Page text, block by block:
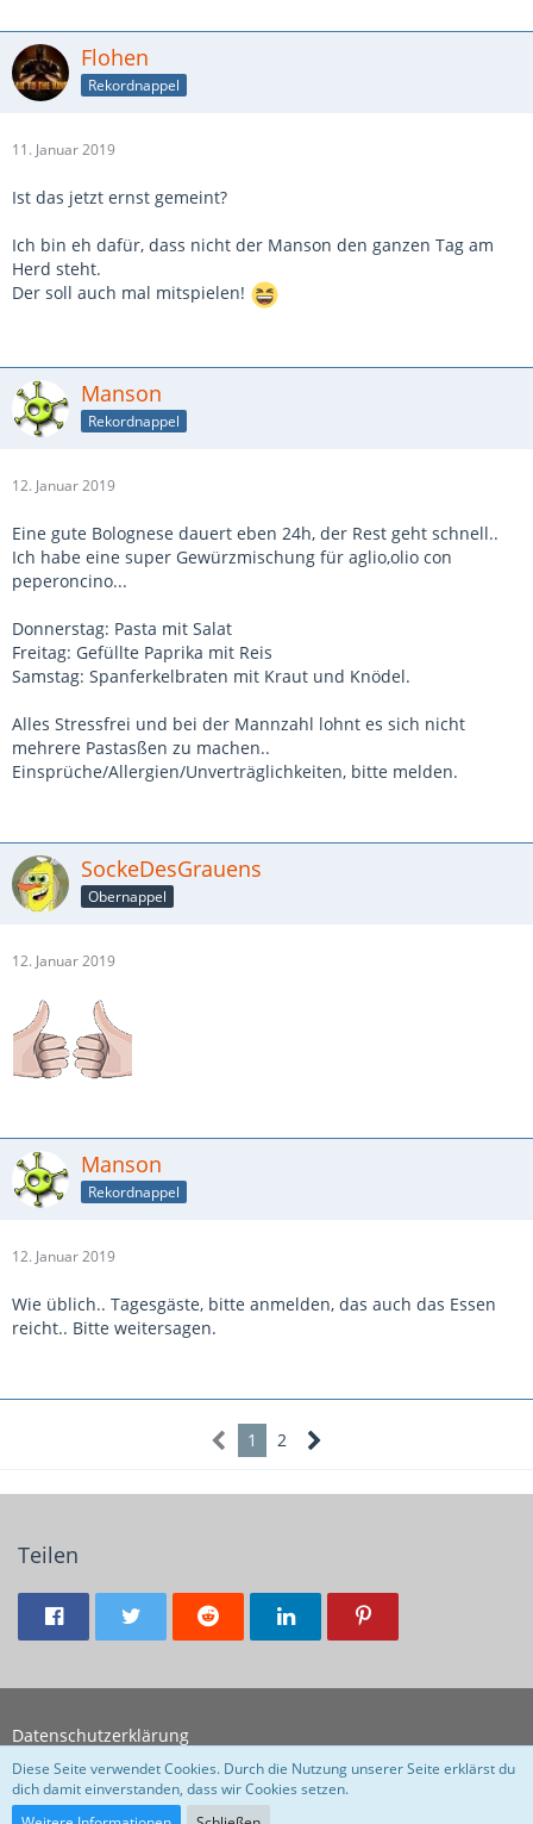
Flohen
Rekordnappel
11. Januar 2019
Ist das jetzt ernst gemeint?
Ich bin eh dafür, dass nicht der Manson den ganzen Tag am
Herd steht.
Der soll auch mal mitspielen!
Manson
Rekordnappel
12. Januar 2019
Eine gute Bolognese dauert eben 24h, der Rest geht schnell..
Ich habe eine super Gewürzmischung für aglio,olio con
peperoncino...
Donnerstag: Pasta mit Salat
Freitag: Gefüllte Paprika mit Reis
Samstag: Spanferkelbraten mit Kraut und Knödel.
Alles Stressfrei und bei der Mannzahl lohnt es sich nicht
mehrere Pastasßen zu machen..
Einsprüche/Allergien/Unverträglichkeiten, bitte melden.
SockeDesGrauens
Obernappel
12. Januar 2019
Manson
Rekordnappel
12. Januar 2019
Wie üblich.. Tagesgäste, bitte anmelden, das auch das Essen
reicht.. Bitte weitersagen.
1 2
Teilen
Datenschutzerklärung
Community-Software:
Diese Seite verwendet Cookies. Durch die Nutzung unserer Seite erklärst du
dich damit einverstanden, dass wir Cookies setzen.